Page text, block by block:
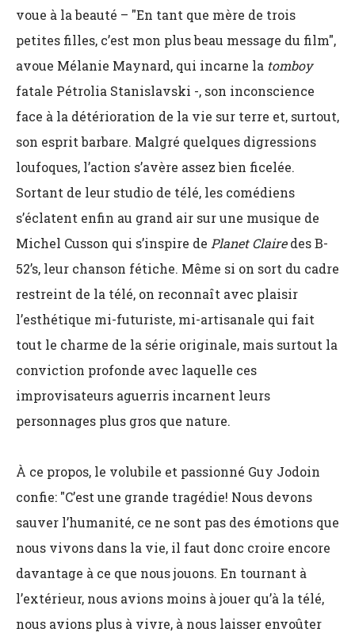
voue à la beauté – "En tant que mère de trois
petites filles, c’est mon plus beau message du film",
avoue Mélanie Maynard, qui incarne la tomboy
fatale Pétrolia Stanislavski -, son inconscience
face à la détérioration de la vie sur terre et, surtout,
son esprit barbare. Malgré quelques digressions
loufoques, l’action s’avère assez bien ficelée.
Sortant de leur studio de télé, les comédiens
s’éclatent enfin au grand air sur une musique de
Michel Cusson qui s’inspire de Planet Clairedes B-
52’s, leur chanson fétiche. Même si on sort du cadre
restreint de la télé, on reconnaît avec plaisir
l’esthétique mi-futuriste, mi-artisanale qui fait
tout le charme de la série originale, mais surtout la
conviction profonde avec laquelle ces
improvisateurs aguerris incarnent leurs
personnages plus gros que nature.
À ce propos, le volubile et passionné Guy Jodoin
confie: "C’est une grande tragédie! Nous devons
sauver l’humanité, ce ne sont pas des émotions que
nous vivons dans la vie, il faut donc croire encore
davantage à ce que nous jouons. En tournant à
l’extérieur, nous avions moins à jouer qu’à la télé,
nous avions plus à vivre, à nous laisser envoûter